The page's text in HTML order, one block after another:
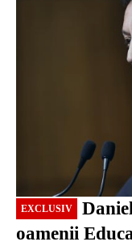
EXCLUSIV
oamenii